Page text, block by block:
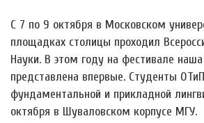
С 7 по 9 октября в Московском
площадках столицы проходил
Науки. В этом году на фестивале
представлена впервые. Студенты
фундаментальной и прикладной
октября в Шуваловском корпусе МГУ.